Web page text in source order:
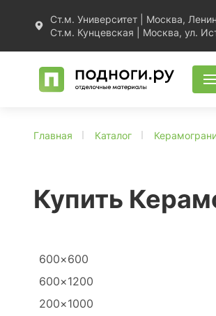
Ст.м. Университет | Москва,
Ст.м. Кунцевская | Москва, ул.
Главная Каталог
Купить
600×600
600×1200
200×1000